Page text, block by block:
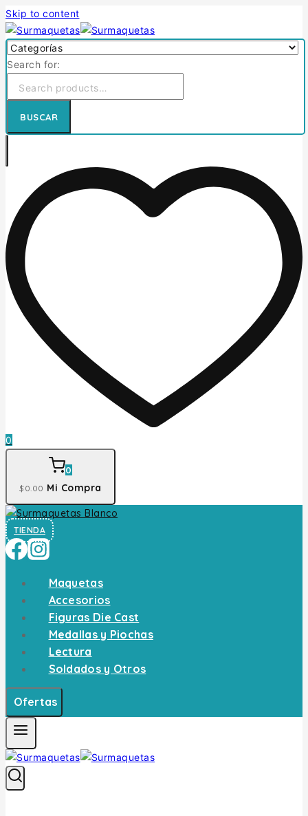
Skip to content
Search for:
BUSCAR
0
0
$0 .00 Mi Compra
TIENDA
Maquetas
Accesorios
Figuras Die Cast
Medallas y Piochas
Lectura
Soldados y Otros
Ofertas